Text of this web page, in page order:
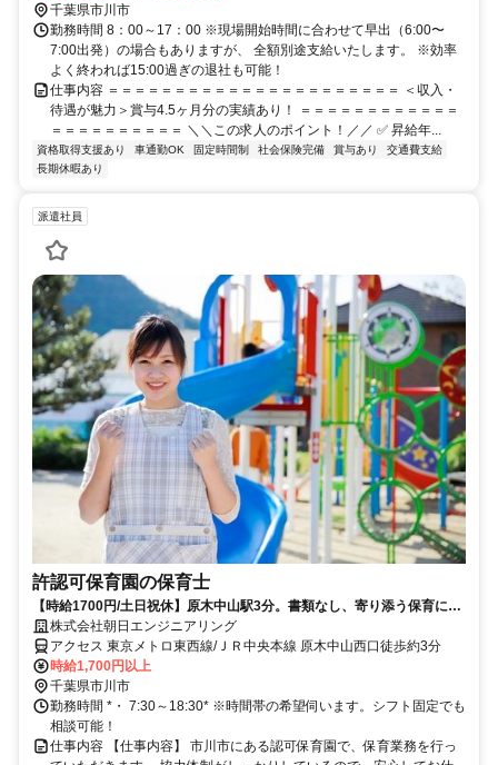
千葉県市川市
勤務時間 8：00～17：00 ※現場開始時間に合わせて早出（6:00〜
7:00出発）の場合もありますが、 全額別途支給いたします。 ※効率
よく終われば15:00過ぎの退社も可能！
仕事内容 ＝＝＝＝＝＝＝＝＝＝＝＝＝＝＝＝＝＝＝＝＝＝ ＜収入・
待遇が魅力＞賞与4.5ヶ月分の実績あり！ ＝＝＝＝＝＝＝＝＝＝＝＝
＝＝＝＝＝＝＝＝＝＝ ＼＼この求人のポイント！／／ ✅ 昇給年...
資格取得支援あり 車通勤OK 固定時間制 社会保険完備 賞与あり
交通費支給
長期休暇あり
派遣社員
許認可保育園の保育士
【時給1700円/土日祝休】原木中山駅3分。書類なし、寄り添う保育に専
念できます。
株式会社朝日エンジニアリング
アクセス 東京メトロ東西線/ＪＲ中央本線 原木中山西口徒歩約3分
時給1,700円以上
千葉県市川市
勤務時間 *・ 7:30～18:30* ※時間帯の希望伺います。シフト固定でも
相談可能！
仕事内容 【仕事内容】 市川市にある認可保育園で、保育業務を行っ